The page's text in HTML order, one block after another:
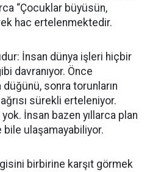
“Çocuklar büyüsün,
hac ertelenmektedir.
İnsan dünya işleri hiçbir
davranıyor. Önce
sonra torunların
sürekli erteleniyor.
İnsan bazen yıllarca plan
bile ulaşamayabiliyor.
birbirine karşıt görmek